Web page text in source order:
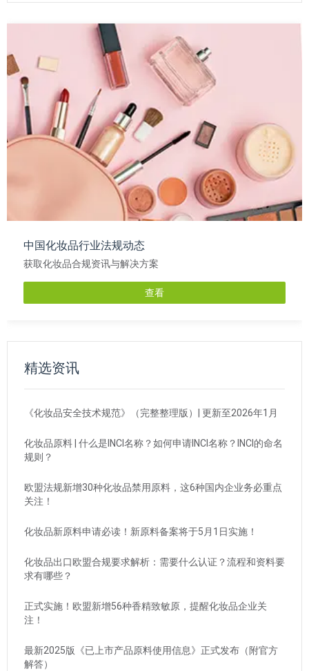
中国化妆品行业法规动态
获取化妆品合规资讯与解决方案
查看
精选资讯
《化妆品安全技术规范》（完整整理版）| 更新至2026年1月
化妆品原料 | 什么是INCI名称？如何申请INCI名称？INCI的命名
规则？
欧盟法规新增30种化妆品禁用原料，这6种国内企业务必重点
关注！
化妆品新原料申请必读！新原料备案将于5月1日实施！
化妆品出口欧盟合规要求解析：需要什么认证？流程和资料要
求有哪些？
正式实施！欧盟新增56种香精致敏原，提醒化妆品企业关
注！
最新2025版《已上市产品原料使用信息》正式发布（附官方
解答）